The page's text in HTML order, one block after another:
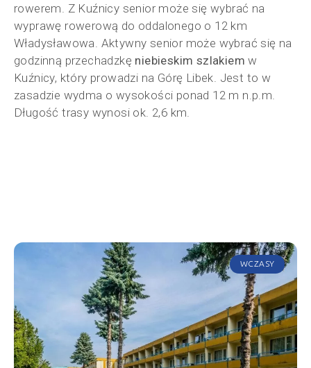
rowerem. Z Kuźnicy senior może się wybrać na
wyprawę rowerową do oddalonego o 12 km
Władysławowa. Aktywny senior może wybrać się na
godzinną przechadzkę niebieskim szlakiem w
Kuźnicy, który prowadzi na Górę Libek. Jest to w
zasadzie wydma o wysokości ponad 12 m n.p.m.
Długość trasy wynosi ok. 2,6 km.
WCZASY